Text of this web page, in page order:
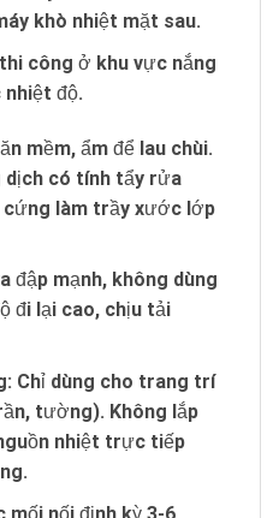
khò nhiệt mặt sau.
công ở khu vực nắng
độ.
mềm, ẩm để lau chùi.
dịch có tính tẩy rửa
cứng làm trầy xước lớp
đập mạnh, không dùng
đi lại cao, chịu tải
Chỉ dùng cho trang trí
tường). Không lắp
nhiệt trực tiếp
mối nối định kỳ 3-6